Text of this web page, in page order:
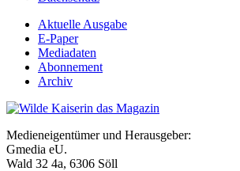
Aktuelle Ausgabe
E-Paper
Mediadaten
Abonnement
Archiv
Medieneigentümer und Herausgeber:
Gmedia eU.
Wald 32 4a, 6306 Söll